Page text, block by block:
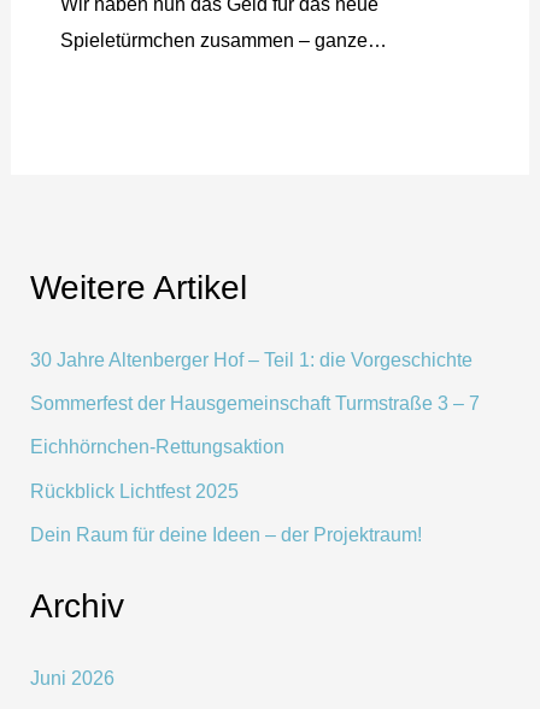
Spieletürmchen zusammen – ganze…
Weitere Artikel
30 Jahre Altenberger Hof – Teil 1: die Vorgeschichte
Sommerfest der Hausgemeinschaft Turmstraße 3 – 7
Eichhörnchen-Rettungsaktion
Rückblick Lichtfest 2025
Dein Raum für deine Ideen – der Projektraum!
Archiv
Juni 2026